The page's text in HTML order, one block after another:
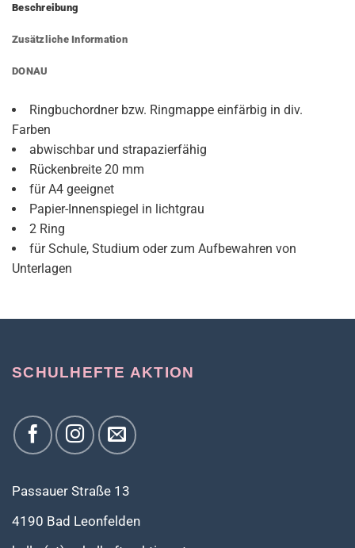
Beschreibung
Zusätzliche Information
DONAU
Ringbuchordner bzw. Ringmappe einfärbig in div.
Farben
abwischbar und strapazierfähig
Rückenbreite 20 mm
für A4 geeignet
Papier-Innenspiegel in lichtgrau
2 Ring
für Schule, Studium oder zum Aufbewahren von
Unterlagen
SCHULHEFTE AKTION
Passauer Straße 13
4190 Bad Leonfelden